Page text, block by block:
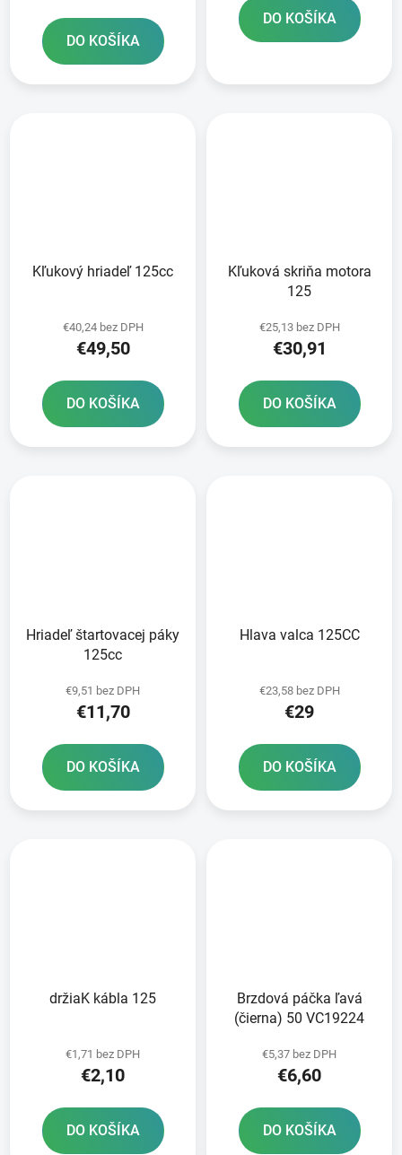
DO KOŠÍKA
DO KOŠÍKA
Kľukový hriadeľ 125cc
€40,24 bez DPH
€49,50
DO KOŠÍKA
Kľuková skriňa motora
125
€25,13 bez DPH
€30,91
DO KOŠÍKA
Hriadeľ štartovacej páky
125cc
€9,51 bez DPH
€11,70
DO KOŠÍKA
Hlava valca 125CC
€23,58 bez DPH
€29
DO KOŠÍKA
držiaK kábla 125
€1,71 bez DPH
€2,10
DO KOŠÍKA
Brzdová páčka ľavá
(čierna) 50 VC19224
€5,37 bez DPH
€6,60
DO KOŠÍKA